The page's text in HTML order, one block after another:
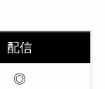
配信
◎